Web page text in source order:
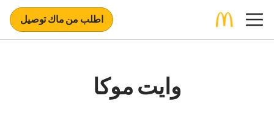
اطلب من ماك توصيل
وايت موكا